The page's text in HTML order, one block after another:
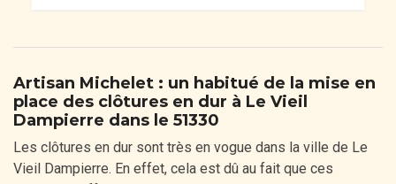
Artisan Michelet : un habitué de la mise en
place des clôtures en dur à Le Vieil
Dampierre dans le 51330
Les clôtures en dur sont très en vogue dans la ville de Le
Vieil Dampierre. En effet, cela est dû au fait que ces